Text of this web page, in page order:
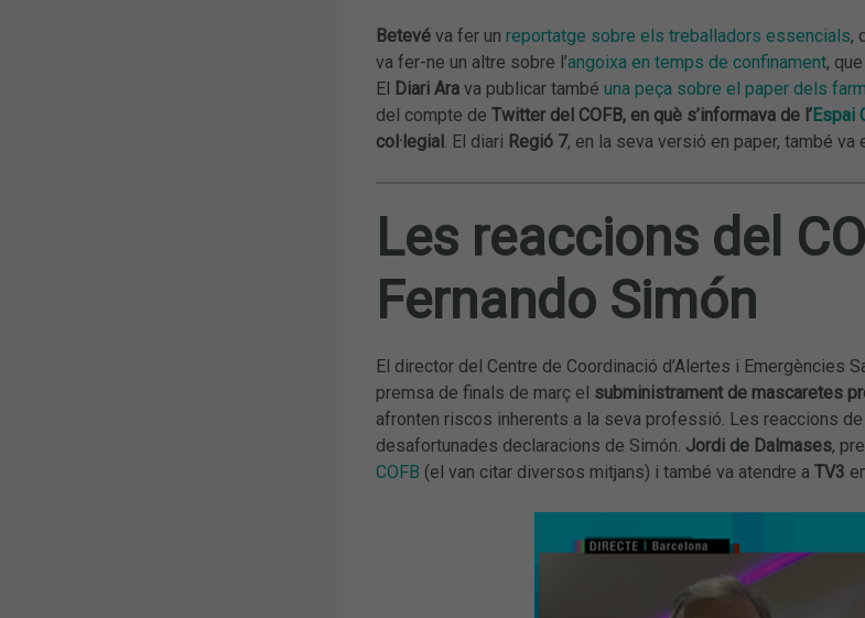
Betevéva fer un reportatge sobre els treballadors essencials,
va fer-ne un altre sobre l’angoixa en temps de confinament,
El Diari Arava publicar també una peça sobre el paper dels
del compte de Twitter del COFB, en què s’informava de l’Espai
col·legial. El diari Regió 7, en la seva versió en paper, també va
Les reaccions del
Fernando Simón
El director del Centre de Coordinació d’Alertes i Emergències
premsa de finals de març el subministrament de mascaretes
afronten riscos inherents a la seva professió. Les reaccions
desafortunades declaracions de Simón. Jordi de Dalmases,
COFB (el van citar diversos mitjans) i també va atendre a TV3